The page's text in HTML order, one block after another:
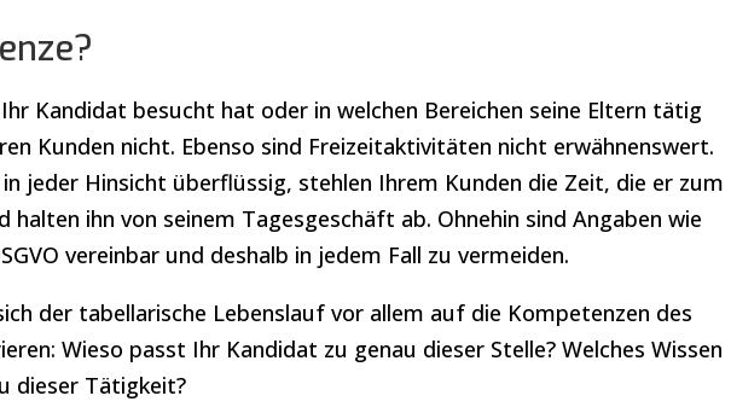
Kandidat besucht hat oder in welchen Bereichen seine Eltern tätig
Kunden nicht. Ebenso sind Freizeitaktivitäten nicht erwähnenswert.
in jeder Hinsicht überflüssig, stehlen Ihrem Kunden die Zeit, die er zum
halten ihn von seinem Tagesgeschäft ab. Ohnehin sind Angaben wie
vereinbar und deshalb in jedem Fall zu vermeiden.
der tabellarische Lebenslauf vor allem auf die Kompetenzen des
Wieso passt Ihr Kandidat zu genau dieser Stelle? Welches Wissen
dieser Tätigkeit?